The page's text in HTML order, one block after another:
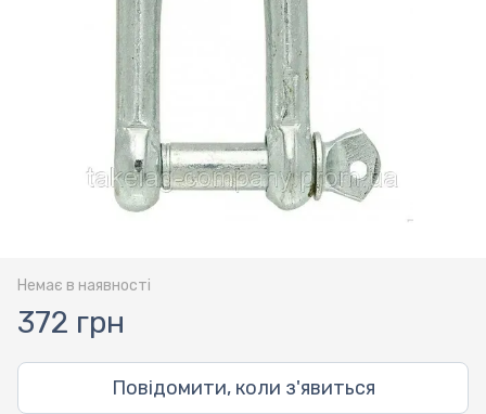
Немає в наявності
372 грн
Повідомити, коли з'явиться